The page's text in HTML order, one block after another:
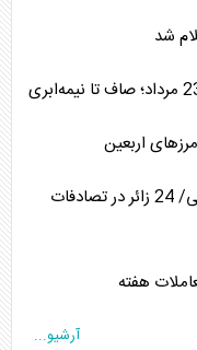
شد
اربعین
‌‌ثبت 67 میلیون تردد در محورهای اربعینی/ 24 زائر در تصادفات
آرشیو...